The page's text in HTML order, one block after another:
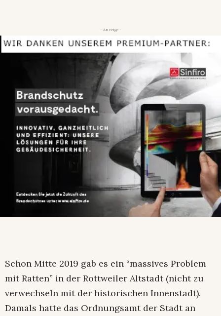
- Anzeige -
Schon Mitte 2019 gab es ein “massives Problem
mit Ratten” in der Rottweiler Altstadt (nicht zu
verwechseln mit der historischen Innenstadt).
Damals hatte das Ordnungsamt der Stadt an